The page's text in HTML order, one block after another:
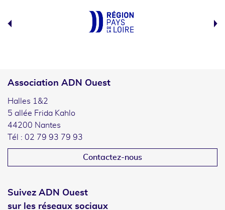
Association ADN Ouest
Halles 1&2
5 allée Frida Kahlo
44200 Nantes
Tél : 02 79 93 79 93
Contactez-nous
Suivez ADN Ouest
sur les réseaux sociaux